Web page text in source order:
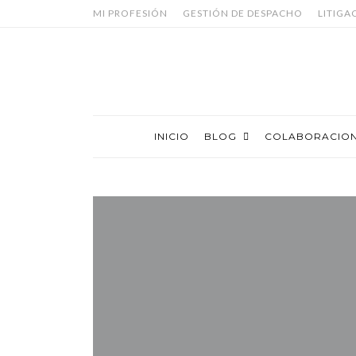
MI PROFESIÓN GESTIÓN DE DESPACHO
INICIO BLOG